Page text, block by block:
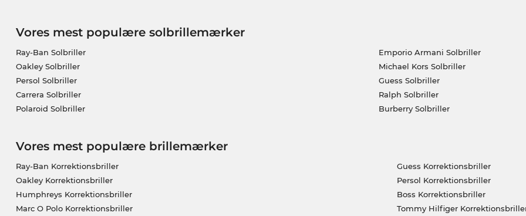
Vores mest populære solbrillemærker
Ray-Ban Solbriller
Oakley Solbriller
Persol Solbriller
Carrera Solbriller
Polaroid Solbriller
Emporio Armani Solbriller
Michael Kors Solbriller
Guess Solbriller
Ralph Solbriller
Burberry Solbriller
Vores mest populære brillemærker
Ray-Ban Korrektionsbriller
Oakley Korrektionsbriller
Humphreys Korrektionsbriller
Marc O Polo Korrektionsbriller
Guess Korrektionsbriller
Persol Korrektionsbriller
Boss Korrektionsbriller
Tommy Hilfiger